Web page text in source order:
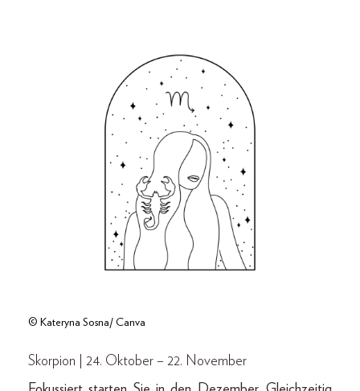
© Kateryna Sosna/ Canva
Skorpion | 24. Oktober – 22. November